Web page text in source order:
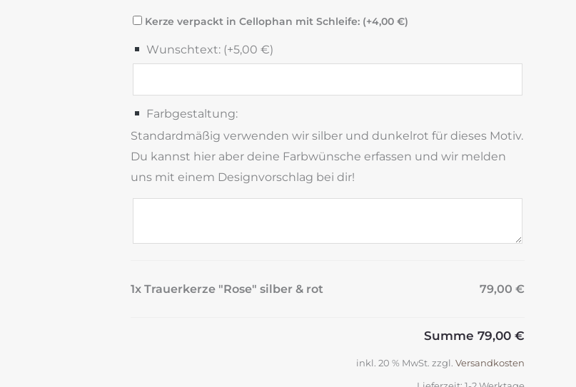
Kerze verpackt in Cellophan mit Schleife: (+4,00 €)
Wunschtext: (+5,00€)
Farbgestaltung:
Standardmäßig verwenden wir silber und dunkelrot für dieses Motiv.
Du kannst hier aber deine Farbwünsche erfassen und wir melden
uns mit einem Designvorschlag bei dir!
1x Trauerkerze "Rose" silber & rot 79,00 €
Summe 79,00 €
inkl. 20 % MwSt. zzgl. Versandkosten